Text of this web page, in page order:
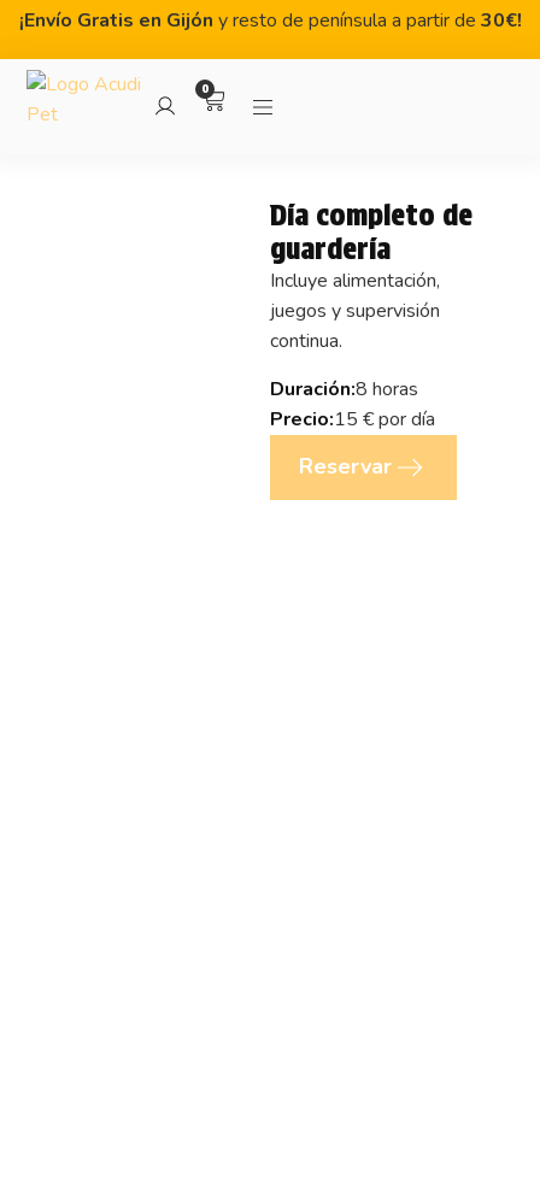
¡Envío Gratis en Gijón y resto de península a partir de 30€!
0
Día completo de
guardería
Incluye alimentación,
juegos y supervisión
continua.
Duración:8 horas
Precio:15 € por día
Reservar